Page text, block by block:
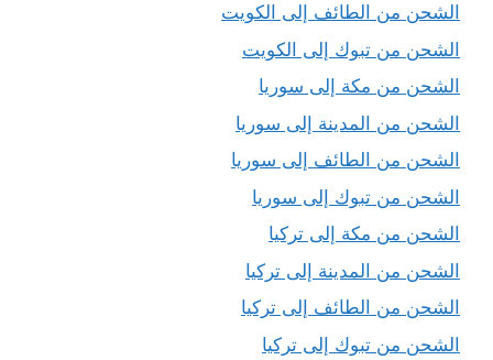
الشحن من الطائف إلى الكويت
الشحن من تبوك إلى الكويت
الشحن من مكة إلى سوريا
الشحن من المدينة إلى سوريا
الشحن من الطائف إلى سوريا
الشحن من تبوك إلى سوريا
الشحن من مكة إلى تركيا
الشحن من المدينة إلى تركيا
الشحن من الطائف إلى تركيا
الشحن من تبوك إلى تركيا